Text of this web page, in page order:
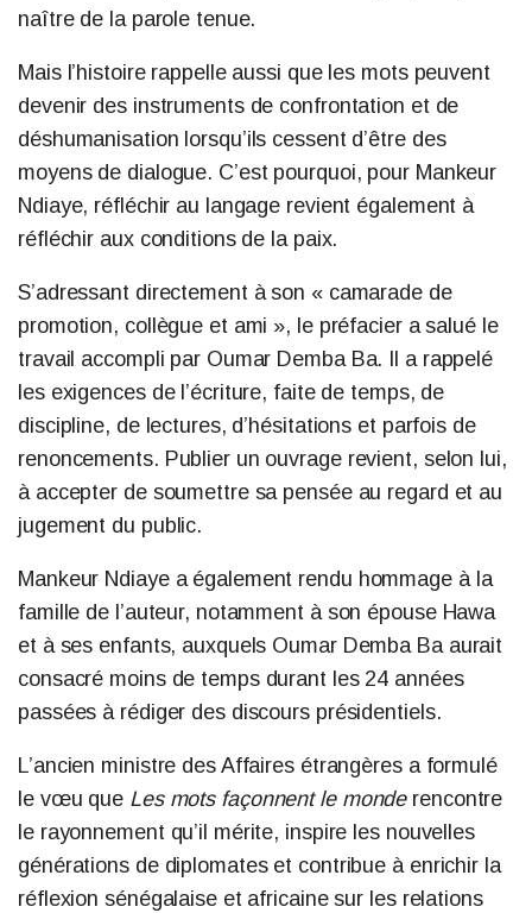
naître de la parole tenue.
Mais l’histoire rappelle aussi que les mots peuvent
devenir des instruments de confrontation et de
déshumanisation lorsqu’ils cessent d’être des
moyens de dialogue. C’est pourquoi, pour Mankeur
Ndiaye, réfléchir au langage revient également à
réfléchir aux conditions de la paix.
S’adressant directement à son « camarade de
promotion, collègue et ami », le préfacier a salué le
travail accompli par Oumar Demba Ba. Il a rappelé
les exigences de l’écriture, faite de temps, de
discipline, de lectures, d’hésitations et parfois de
renoncements. Publier un ouvrage revient, selon lui,
à accepter de soumettre sa pensée au regard et au
jugement du public.
Mankeur Ndiaye a également rendu hommage à la
famille de l’auteur, notamment à son épouse Hawa
et à ses enfants, auxquels Oumar Demba Ba aurait
consacré moins de temps durant les 24 années
passées à rédiger des discours présidentiels.
L’ancien ministre des Affaires étrangères a formulé
le vœu que Les mots façonnent le monderencontre
le rayonnement qu’il mérite, inspire les nouvelles
générations de diplomates et contribue à enrichir la
réflexion sénégalaise et africaine sur les relations